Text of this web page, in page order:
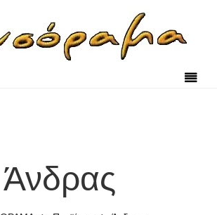
Άνδρας